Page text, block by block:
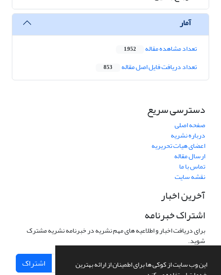
این وب سایت از کوکی ها برای اطمینان از ارائه بهترین
آمار
تعداد مشاهده مقاله 1,952
تعداد دریافت فایل اصل مقاله 853
دسترسی سریع
صفحه اصلی
درباره نشریه
اعضای هیات تحریریه
ارسال مقاله
تماس با ما
نقشه سایت
آخرین اخبار
اشتراک خبرنامه
برای دریافت اخبار و اطلاعیه های مهم نشریه در خبرنامه نشریه مشترک
شوید.
اشتراک